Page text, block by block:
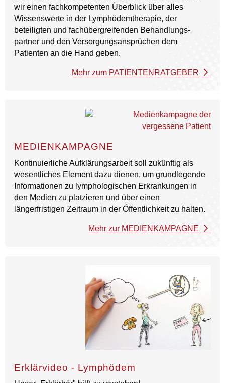
wir einen fach­kompetenten Überblick über alles
Wissens­werte in der Lymph­ödem­therapie, der
beteiligten und fach­über­greifenden Behandlungs­
partner und den Versorgungs­ansprüchen dem
Patienten an die Hand geben.
Mehr zum PATIENTENRATGEBER
MEDIENKAMPAGNE
Kontinuierliche Aufklärungsarbeit soll zukünftig als
wesentliches Element dazu dienen, um grundlegende
Informationen zu lymphologischen Erkrankungen in
den Medien zu platzieren und über einen
längerfristigen Zeitraum in der Öffentlichkeit zu halten.
Mehr zur MEDIENKAMPAGNE
Erklärvideo - Lymphödem